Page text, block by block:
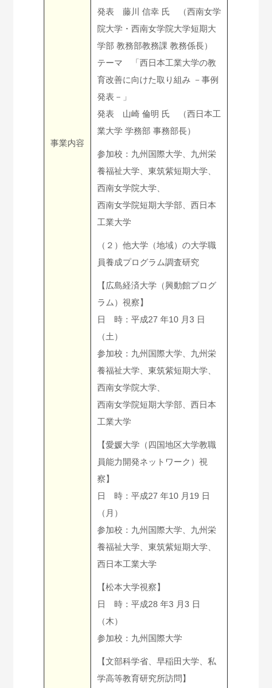
事業内容
発表 藤川 信幸 氏 （西南女学
院大学・西南女学院大学短期大
学部 教務部教務課 教務係長）
テーマ 「西日本工業大学の教
育改善に向けた取り組み －事例
発表－」
発表 山崎 倫明 氏 （西日本工
業大学 学務部 事務部長）
参加校：九州国際大学、九州栄
養福祉大学、東筑紫短期大学、
西南女学院大学、
西南女学院短期大学部、西日本
工業大学
（２）他大学（地域）の大学職
員養成プログラム調査研究
【広島経済大学（興動館プログ
ラム）視察】
日 時：平成27 年10 月3 日
（土）
参加校：九州国際大学、九州栄
養福祉大学、東筑紫短期大学、
西南女学院大学、
西南女学院短期大学部、西日本
工業大学
【愛媛大学（四国地区大学教職
員能力開発ネットワーク）視
察】
日 時：平成27 年10 月19 日
（月）
参加校：九州国際大学、九州栄
養福祉大学、東筑紫短期大学、
西日本工業大学
【松本大学視察】
日 時：平成28 年3 月3 日
（木）
参加校：九州国際大学
【文部科学省、早稲田大学、私
学高等教育研究所訪問】